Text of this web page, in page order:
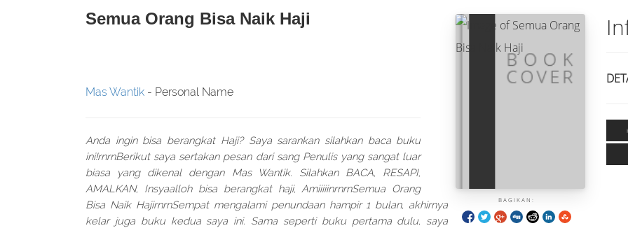
Semua Orang Bisa Naik Haji
BAGIKAN:
Mas Wantik - Personal Name
Anda ingin bisa berangkat Haji? Saya sarankan silahkan baca buku
ini!rnrnBerikut saya sertakan pesan dari sang Penulis yang sangat luar
biasa yang dikenal dengan Mas Wantik. Silahkan BACA, RESAPI,
AMALKAN, Insyaalloh bisa berangkat haji, AmiiiiinrnrnSemua Orang
Bisa Naik HajirnrnSempat mengalami penundaan hampir 1 bulan, akhirnya
kelar juga buku kedua saya ini. Sama seperti buku pertama dulu, saya